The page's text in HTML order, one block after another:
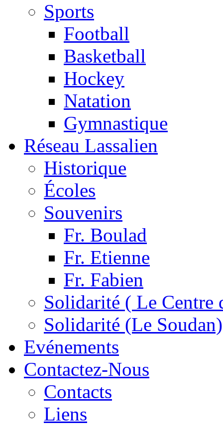
Sports
Football
Basketball
Hockey
Natation
Gymnastique
Réseau Lassalien
Historique
Écoles
Souvenirs
Fr. Boulad
Fr. Etienne
Fr. Fabien
Solidarité ( Le Centre
Solidarité (Le Soudan)
Evénements
Contactez-Nous
Contacts
Liens